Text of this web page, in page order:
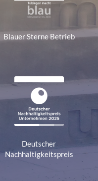
Blauer Sterne Betrieb
Deutscher
Nachhaltigkeitspreis